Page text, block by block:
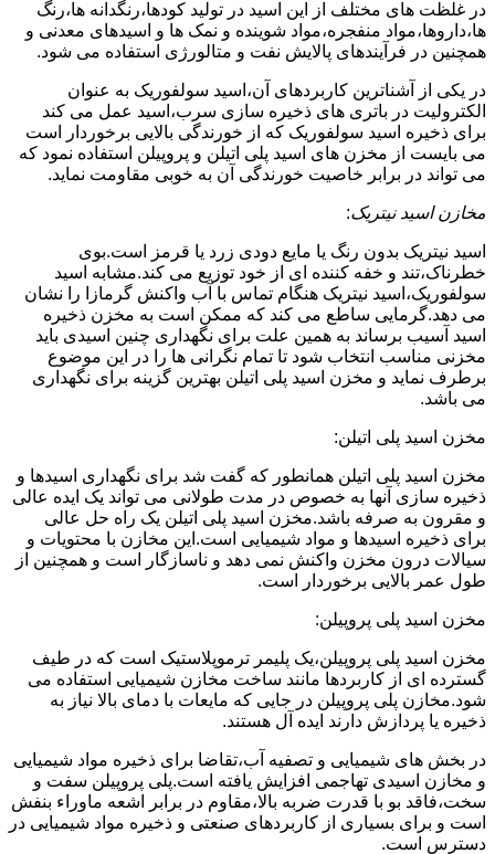
در غلظت های مختلف از این اسید در تولید کودها،رنگدانه ها،رنگ
ها،داروها،مواد منفجره،مواد شوینده و نمک ها و اسیدهای معدنی و
همچنین در فرآیندهای پالایش نفت و متالورژی استفاده می شود.
در یکی از آشناترین کاربردهای آن،اسید سولفوریک به عنوان
الکترولیت در باتری های ذخیره سازی سرب،اسید عمل می کند
برای ذخیره اسید سولفوریک که از خورندگی بالایی برخوردار است
می بایست از مخزن های اسید پلی اتیلن و پروپیلن استفاده نمود که
می تواند در برابر خاصیت خورندگی آن به خوبی مقاومت نماید.
مخازن اسید نیتریک:
اسید نیتریک بدون رنگ یا مایع دودی زرد یا قرمز است.بوی
خطرناک،تند و خفه کننده ای از خود توزیع می کند.مشابه اسید
سولفوریک،اسید نیتریک هنگام تماس با آب واکنش گرمازا را نشان
می دهد.گرمایی ساطع می کند که ممکن است به مخزن ذخیره
اسید آسیب برساند به همین علت برای نگهداری چنین اسیدی باید
مخزنی مناسب انتخاب شود تا تمام نگرانی ها را در این موضوع
برطرف نماید و مخزن اسید پلی اتیلن بهترین گزینه برای نگهداری
می باشد.
مخزن اسید پلی اتیلن:
مخزن اسید پلی اتیلن همانطور که گفت شد برای نگهداری اسیدها و
ذخیره سازی آنها به خصوص در مدت طولانی می تواند یک ایده عالی
و مقرون به صرفه باشد.مخزن اسید پلی اتیلن یک راه حل عالی
برای ذخیره اسیدها و مواد شیمیایی است.این مخازن با محتویات و
سیالات درون مخزن واکنش نمی دهد و ناسازگار است و همچنین از
طول عمر بالایی برخوردار است.
مخزن اسید پلی پروپیلن:
مخزن اسید پلی پروپیلن،یک پلیمر ترموپلاستیک است که در طیف
گسترده ای از کاربردها مانند ساخت مخازن شیمیایی استفاده می
شود.مخازن پلی پروپیلن در جایی که مایعات با دمای بالا نیاز به
ذخیره یا پردازش دارند ایده آل هستند.
در بخش های شیمیایی و تصفیه آب،تقاضا برای ذخیره مواد شیمیایی
و مخازن اسیدی تهاجمی افزایش یافته است.پلی پروپیلن سفت و
سخت،فاقد بو با قدرت ضربه بالا،مقاوم در برابر اشعه ماوراء بنفش
است و برای بسیاری از کاربردهای صنعتی و ذخیره مواد شیمیایی در
دسترس است.